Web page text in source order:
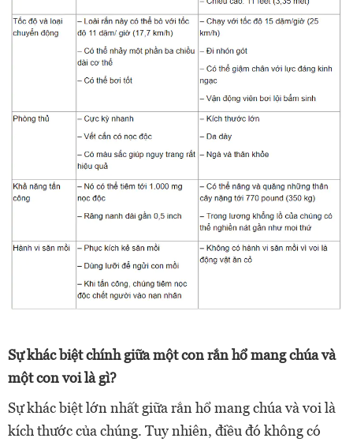
Sự khác biệt chính giữa một con rắn hổ mang chúa và
một con voi là gì?
Sự khác biệt lớn nhất giữa rắn hổ mang chúa và voi là
kích thước của chúng. Tuy nhiên, điều đó không có